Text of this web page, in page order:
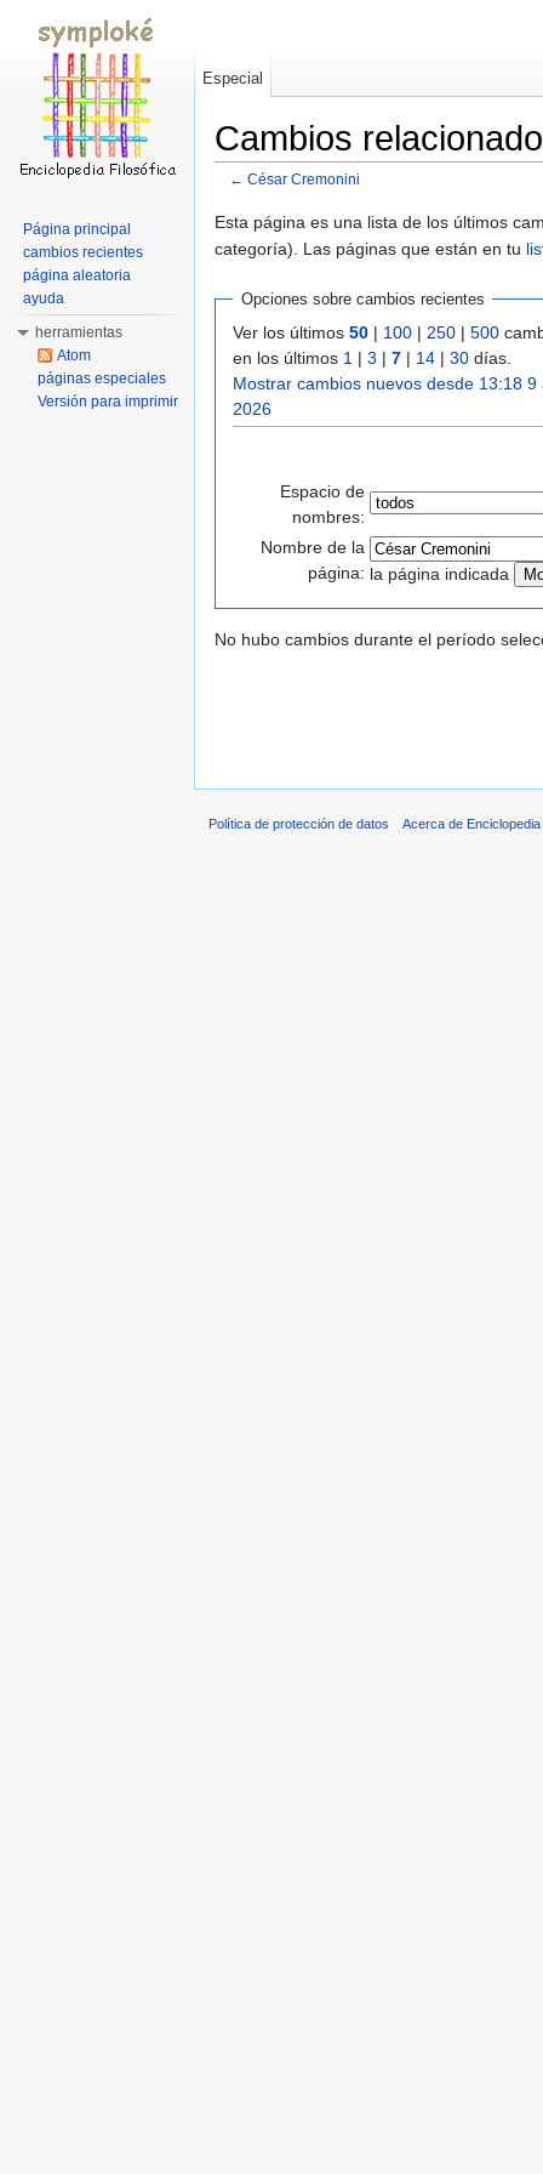
Cambios
← César Cremonini
Esta página es una lista de los últimos
categoría). Las páginas que están en tu
Opciones sobre cambios recientes
Ver los últimos 50 | 100 | 250 | 500
en los últimos 1 | 3 | 7 | 14 | 30 días.
Mostrar cambios nuevos desde 13:18 9
2026
Espacio de
nombres:
Nombre de la
página: la página indicada
No hubo cambios durante el período
Especial
Página principal
cambios recientes
página aleatoria
ayuda
herramientas
Atom
páginas especiales
Versión para imprimir
Política de protección de datos Acerca de